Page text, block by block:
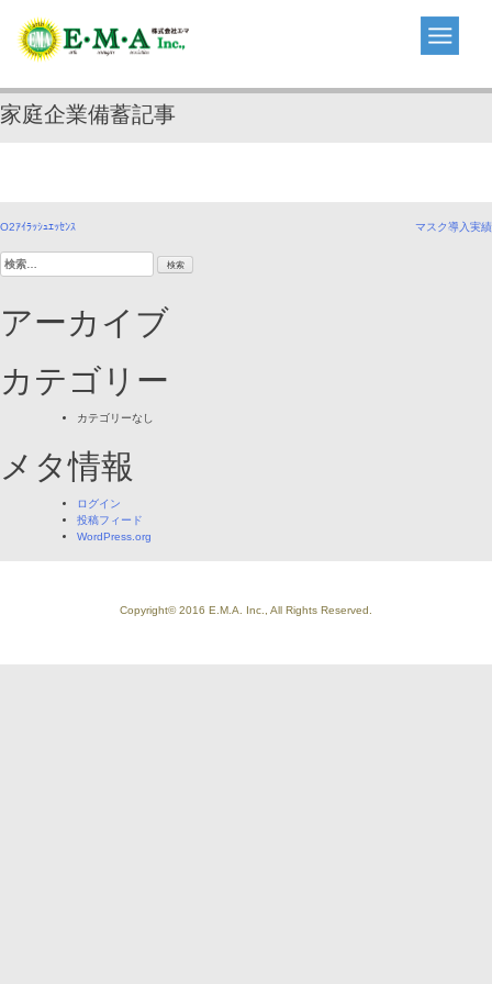
content
家庭企業備蓄記事
投
稿
ナ
ビ
ゲ
シ
ョ
O2ｱｲﾗｯｼｭｴｯｾﾝｽ マスク導入実績
検
索:
アーカイブ
カテゴリー
カテゴリーなし
メタ情報
ログイン
投稿フィード
WordPress.org
Copyright© 2016 E.M.A. Inc., All Rights Reserved.